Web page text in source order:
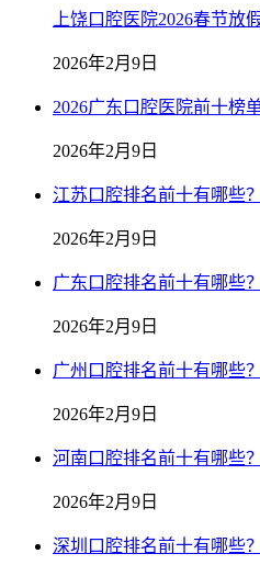
上饶口腔医院2026春节放
2026年2月9日
2026广东口腔医院前十榜
2026年2月9日
江苏口腔排名前十有哪些
2026年2月9日
广东口腔排名前十有哪些
2026年2月9日
广州口腔排名前十有哪些
2026年2月9日
河南口腔排名前十有哪些
2026年2月9日
深圳口腔排名前十有哪些